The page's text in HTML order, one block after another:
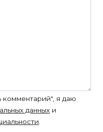
комментарий", я даю
данных и
.